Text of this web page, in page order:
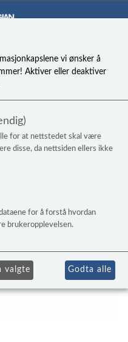
vi ønsker å
Aktiver eller deaktiver
for at nettstedet skal være
disse, da nettsiden ellers ikke
for å forstå hvordan
brukeropplevelsen.
valgte Godta alle